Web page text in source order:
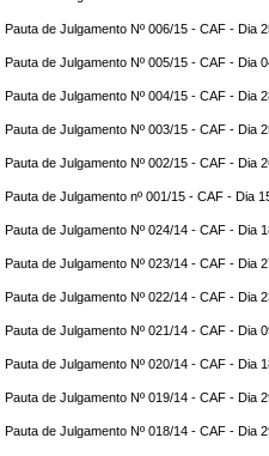
Pauta de Julgamento Nº 006/15 - CAF - Dia
Pauta de Julgamento Nº 005/15 - CAF - Dia
Pauta de Julgamento Nº 004/15 - CAF - Dia
Pauta de Julgamento Nº 003/15 - CAF - Dia
Pauta de Julgamento Nº 002/15 - CAF - Dia
Pauta de Julgamento nº 001/15 - CAF - Dia
Pauta de Julgamento Nº 024/14 - CAF - Dia
Pauta de Julgamento Nº 023/14 - CAF - Dia
Pauta de Julgamento Nº 022/14 - CAF - Dia
Pauta de Julgamento Nº 021/14 - CAF - Dia
Pauta de Julgamento Nº 020/14 - CAF - Dia
Pauta de Julgamento Nº 019/14 - CAF - Dia
Pauta de Julgamento Nº 018/14 - CAF - Dia